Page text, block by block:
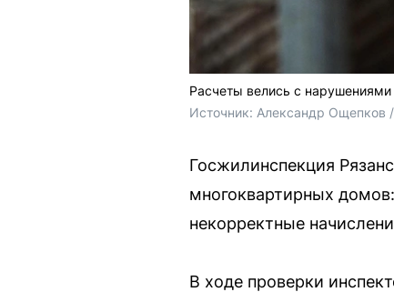
Расчеты велись с нарушениями
Источник: Александр Ощепков /
Госжилинспекция
многоквартирных
некорректные
В ходе проверки